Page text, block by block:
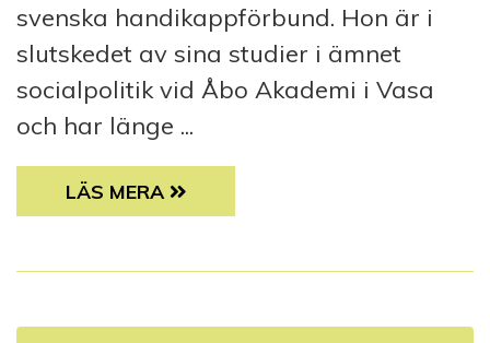
svenska handikappförbund. Hon är i
slutskedet av sina studier i ämnet
socialpolitik vid Åbo Akademi i Vasa
och har länge ...
ANNA CALDÉN NY ORDFÖRANDE FÖR SAMS
LÄS MERA